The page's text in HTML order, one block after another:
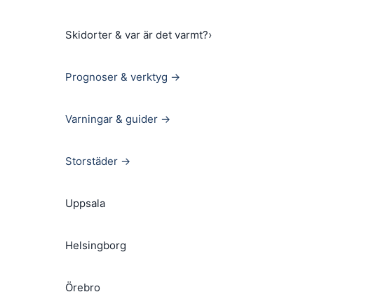
Skidorter & var är det varmt?›
Prognoser & verktyg →
Varningar & guider →
Storstäder →
Uppsala
Helsingborg
Örebro